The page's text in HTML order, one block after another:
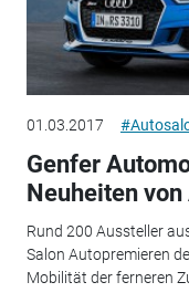
01.03.2017
Genfer
Neuheiten von
Rund 200 Aussteller
Salon Autopremieren
Mobilität der ferneren